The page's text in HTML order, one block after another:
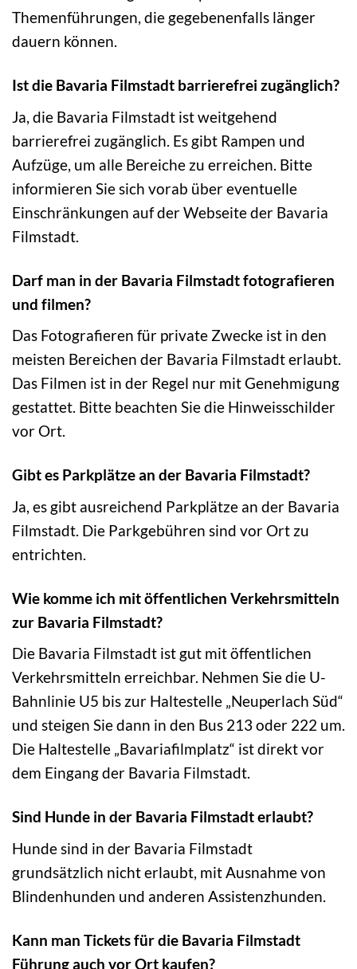
Themenführungen, die gegebenenfalls länger
dauern können.
Ist die Bavaria Filmstadt barrierefrei zugänglich?
Ja, die Bavaria Filmstadt ist weitgehend
barrierefrei zugänglich. Es gibt Rampen und
Aufzüge, um alle Bereiche zu erreichen. Bitte
informieren Sie sich vorab über eventuelle
Einschränkungen auf der Webseite der Bavaria
Filmstadt.
Darf man in der Bavaria Filmstadt fotografieren
und filmen?
Das Fotografieren für private Zwecke ist in den
meisten Bereichen der Bavaria Filmstadt erlaubt.
Das Filmen ist in der Regel nur mit Genehmigung
gestattet. Bitte beachten Sie die Hinweisschilder
vor Ort.
Gibt es Parkplätze an der Bavaria Filmstadt?
Ja, es gibt ausreichend Parkplätze an der Bavaria
Filmstadt. Die Parkgebühren sind vor Ort zu
entrichten.
Wie komme ich mit öffentlichen Verkehrsmitteln
zur Bavaria Filmstadt?
Die Bavaria Filmstadt ist gut mit öffentlichen
Verkehrsmitteln erreichbar. Nehmen Sie die U-
Bahnlinie U5 bis zur Haltestelle „Neuperlach Süd“
und steigen Sie dann in den Bus 213 oder 222 um.
Die Haltestelle „Bavariafilmplatz“ ist direkt vor
dem Eingang der Bavaria Filmstadt.
Sind Hunde in der Bavaria Filmstadt erlaubt?
Hunde sind in der Bavaria Filmstadt
grundsätzlich nicht erlaubt, mit Ausnahme von
Blindenhunden und anderen Assistenzhunden.
Kann man Tickets für die Bavaria Filmstadt
Führung auch vor Ort kaufen?